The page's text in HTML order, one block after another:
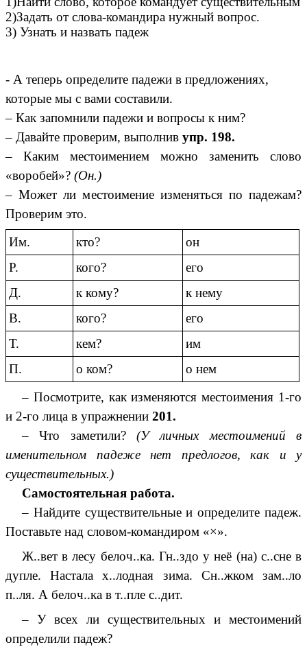
2)Задать от слова-командира нужный вопрос.
3) Узнать и назвать падеж
- А теперь определите падежи в предложениях,
которые мы с вами составили.
– Как запомнили падежи и вопросы к ним?
– Давайте проверим, выполнив упр. 198.
– Каким местоимением можно заменить слово
«воробей»? (Он.)
– Может ли местоимение изменяться по падежам?
Проверим это.
Им.
кто?
он
Р.
кого?
его
Д.
к кому?
к нему
В.
кого?
его
Т.
кем?
им
П.
о ком?
о нем
– Посмотрите, как изменяются местоимения 1-го
и 2-го лица в упражнении 201.
– Что заметили? (У личных местоимений в
именительном падеже нет предлогов, как и у
существительных.)
Самостоятельная работа.
– Найдите существительные и определите падеж.
Поставьте над словом-командиром «×».
Ж..вет в лесу белоч..ка. Гн..здо у неё (на) с..сне в
дупле. Настала х..лодная зима. Сн..жком зам..ло
п..ля. А белоч..ка в т..пле с..дит.
– У всех ли существительных и местоимений
определили падеж?